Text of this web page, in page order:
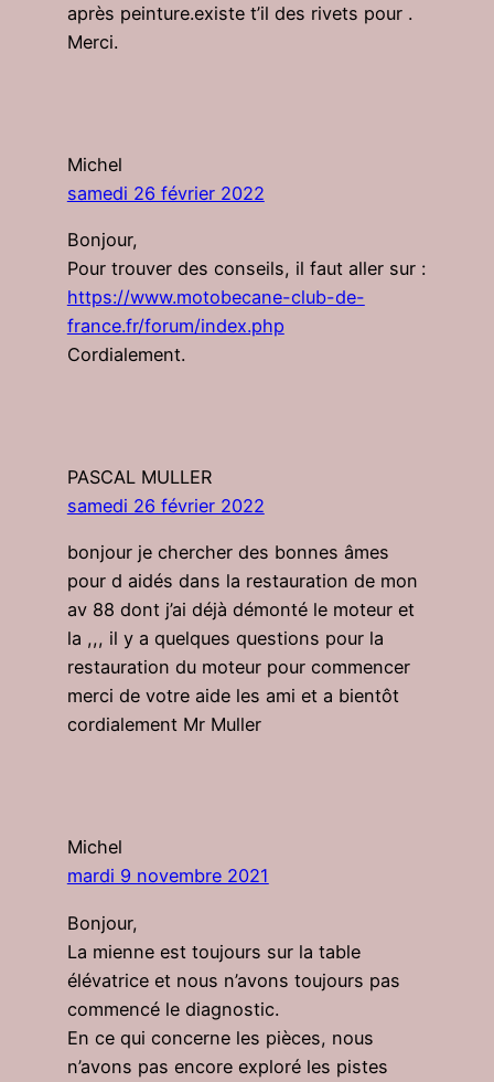
après peinture.existe t’il des rivets pour .
Merci.
Michel
samedi 26 février 2022
Bonjour,
Pour trouver des conseils, il faut aller sur :
https://www.motobecane-club-de-
france.fr/forum/index.php
Cordialement.
PASCAL MULLER
samedi 26 février 2022
bonjour je chercher des bonnes âmes
pour d aidés dans la restauration de mon
av 88 dont j’ai déjà démonté le moteur et
la ,,, il y a quelques questions pour la
restauration du moteur pour commencer
merci de votre aide les ami et a bientôt
cordialement Mr Muller
Michel
mardi 9 novembre 2021
Bonjour,
La mienne est toujours sur la table
élévatrice et nous n’avons toujours pas
commencé le diagnostic.
En ce qui concerne les pièces, nous
n’avons pas encore exploré les pistes